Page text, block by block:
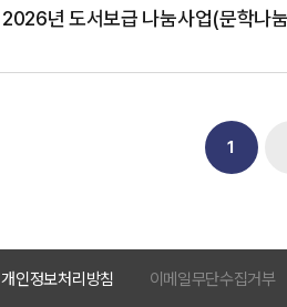
2026년 도서보급 나눔사업(문학나
1
개인정보처리방침 이메일무단수집거부